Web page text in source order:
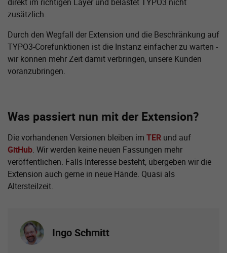
zusätzlich.
Durch den Wegfall der Extension und die Beschränkung auf
TYPO3-Corefunktionen ist die Instanz einfacher zu warten -
wir können mehr Zeit damit verbringen, unsere Kunden
voranzubringen.
Was passiert nun mit der Extension?
Die vorhandenen Versionen bleiben im TER und auf
GitHub. Wir werden keine neuen Fassungen mehr
veröffentlichen. Falls Interesse besteht, übergeben wir die
Extension auch gerne in neue Hände. Quasi als
Altersteilzeit.
Ingo Schmitt